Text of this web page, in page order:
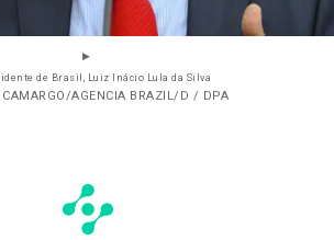
de Brasil, Luiz Inácio Lula da Silva
CAMARGO/AGENCIA BRAZIL/D / DPA